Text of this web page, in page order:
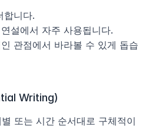
합니다.
설에서 자주 사용됩니다.
관점에서 바라볼 수 있게 돕습
Writing)
또는 시간 순서대로 구체적이